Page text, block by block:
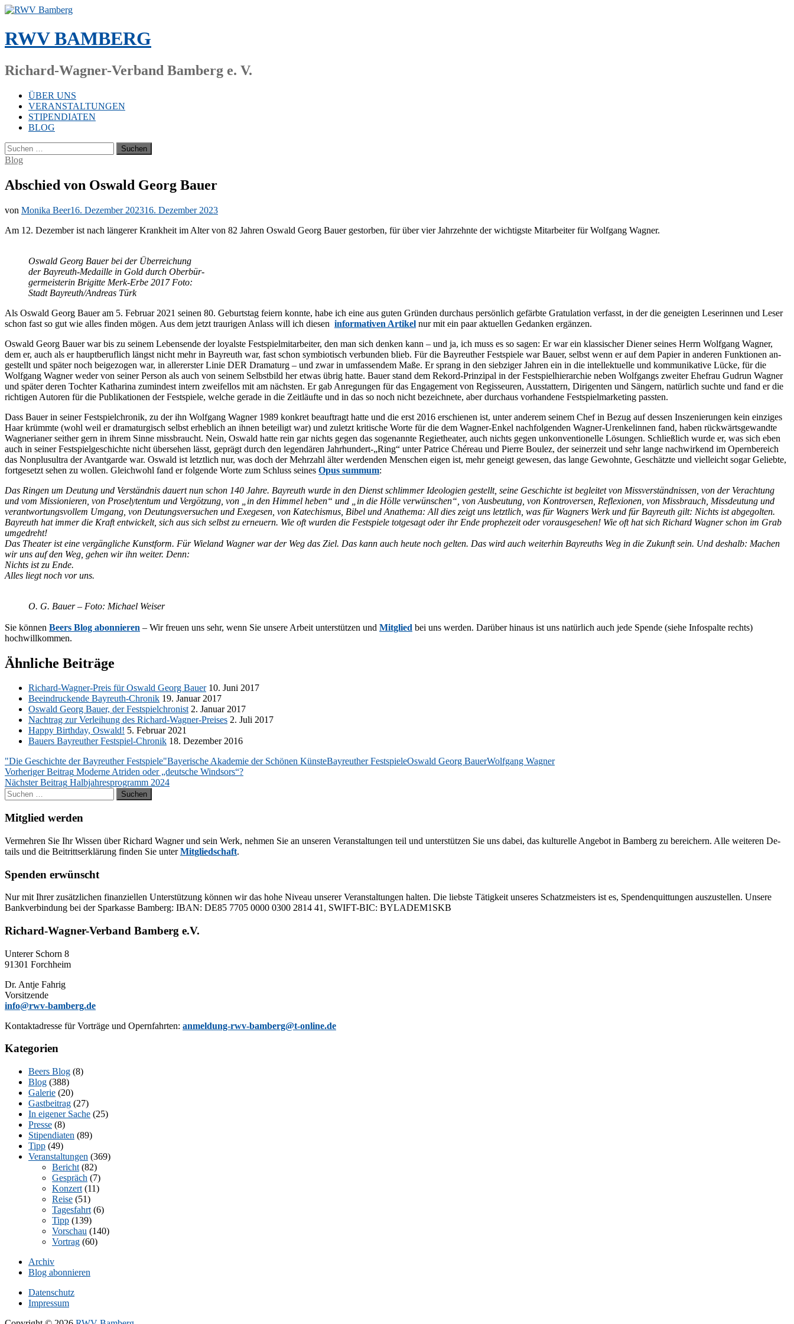
Zum
springen
RWV BAMBERG
Richard-Wagner-Verband Bamberg e. V.
ÜBER UNS
VERANSTALTUNGEN
STIPENDIATEN
BLOG
Suchen
nach:
Blog
Abschied von Oswald Georg Bauer
von Monika Beer16. Dezember 202316. Dezember 2023
Am 12. De­zem­ber ist nach län­ge­rer Krank­heit im Al­ter von 82 Jah­ren Os­wald Ge­org Bau­er ge­stor­ben, für über vier Jahr­zehn­te der wich­tigs­te Mit­ar­bei­ter für Wolf­gang Wagner.
Os­wald Ge­org Bau­er bei der Über­rei­chung
der Bay­reuth-Me­dail­le in Gold durch Ober­bür­
ger­meis­te­rin Bri­git­te Merk-Erbe 2017 Foto:
Stadt Bayreuth/​Andreas Türk
Als Os­wald Ge­org Bau­er am 5. Fe­bru­ar 2021 sei­nen 80. Ge­burts­tag fei­ern konn­te, habe ich eine aus gu­ten Grün­den durch­aus per­sön­lich ge­färb­te Gra­tu­la­ti­on ver­fasst, in der die ge­neig­ten Le­se­rin­nen und Le­ser
schon fast so gut wie al­les fin­den mö­gen. Aus dem jetzt trau­ri­gen An­lass will ich die­sen in­for­ma­ti­ven Ar­ti­kel nur mit ein paar ak­tu­el­len Ge­dan­ken ergänzen.
Os­wald Ge­org Bau­er war bis zu sei­nem Le­bens­en­de der loyals­te Fest­spiel­mit­ar­bei­ter, den man sich den­ken kann – und ja, ich muss es so sa­gen: Er war ein klas­si­scher Die­ner sei­nes Herrn Wolf­gang Wag­ner,
dem er, auch als er haupt­be­ruf­lich längst nicht mehr in Bay­reuth war, fast schon sym­bio­tisch ver­bun­den blieb. Für die Bay­reu­ther Fest­spie­le war Bau­er, selbst wenn er auf dem Pa­pier in an­de­ren Funk­tio­nen an­
ge­stellt und spä­ter noch bei­gezo­gen war, in al­ler­ers­ter Li­nie DER Dra­ma­turg – und zwar in um­fas­sen­dem Maße. Er sprang in den sieb­zi­ger Jah­ren ein in die in­tel­lek­tu­el­le und kom­mu­ni­ka­ti­ve Lü­cke, für die
Wolf­gang Wag­ner we­der von sei­ner Per­son als auch von sei­nem Selbst­bild her et­was üb­rig hat­te. Bau­er stand dem Re­kord-Prin­zi­pal in der Fest­spiel­hier­ar­chie ne­ben Wolf­gangs zwei­ter Ehe­frau Gud­run Wag­ner
und spä­ter de­ren Toch­ter Ka­tha­ri­na zu­min­dest in­tern zwei­fel­los mit am nächs­ten. Er gab An­re­gun­gen für das En­ga­ge­ment von Re­gis­seu­ren, Aus­stat­tern, Di­ri­gen­ten und Sän­gern, na­tür­lich such­te und fand er die
rich­ti­gen Au­toren für die Pu­bli­ka­tio­nen der Fest­spie­le, wel­che ge­ra­de in die Zeit­läuf­te und in das so noch nicht be­zeich­ne­te, aber durch­aus vor­han­de­ne Fest­spiel­mar­ke­ting passten.
Dass Bau­er in sei­ner Fest­spiel­chro­nik, zu der ihn Wolf­gang Wag­ner 1989 kon­kret be­auf­tragt hat­te und die erst 2016 er­schie­nen ist, un­ter an­de­rem sei­nem Chef in Be­zug auf des­sen In­sze­nie­run­gen kein ein­zi­ges
Haar krümm­te (wohl weil er dra­ma­tur­gisch selbst er­heb­lich an ih­nen be­tei­ligt war) und zu­letzt kri­ti­sche Wor­te für die dem Wag­ner-En­kel nach­fol­gen­den Wag­ner-Ur­en­ke­lin­nen fand, ha­ben rück­wärts­ge­wand­te
Wag­ne­ria­ner seit­her gern in ih­rem Sin­ne miss­braucht. Nein, Os­wald hat­te rein gar nichts ge­gen das so­ge­nann­te Re­gie­thea­ter, auch nichts ge­gen un­kon­ven­tio­nel­le Lö­sun­gen. Schließ­lich wur­de er, was sich eben
auch in sei­ner Fest­spiel­ge­schich­te nicht über­se­hen lässt, ge­prägt durch den le­gen­dä­ren Jahrhundert-„Ring“ un­ter Pa­tri­ce Ché­reau und Pierre Bou­lez, der sei­ner­zeit und sehr lan­ge nach­wir­kend im Opern­be­reich
das Non­plus­ul­tra der Avant­gar­de war. Os­wald ist letzt­lich nur, was doch der Mehr­zahl äl­ter wer­den­den Men­schen ei­gen ist, mehr ge­neigt ge­we­sen, das lan­ge Ge­wohn­te, Ge­schätz­te und viel­leicht so­gar Ge­lieb­te,
fort­ge­setzt se­hen zu wol­len. Gleich­wohl fand er fol­gen­de Wor­te zum Schluss sei­nes Opus summum:
Das Rin­gen um Deu­tung und Ver­ständ­nis dau­ert nun schon 140 Jah­re. Bay­reuth wur­de in den Dienst schlim­mer Ideo­lo­gien ge­stellt, sei­ne Ge­schich­te ist be­glei­tet von Miss­ver­ständ­nis­sen, von der Ver­ach­tung
und vom Mis­sio­nie­ren, von Pro­se­ly­ten­tum und Ver­göt­zung, von „in den Him­mel he­ben“ und „in die Höl­le ver­wün­schen“, von Aus­beu­tung, von Kon­tro­ver­sen, Re­fle­xio­nen, von Miss­brauch, Miss­deu­tung und
ver­ant­wor­tungs­vol­lem Um­gang, von Deu­tungs­ver­su­chen und Ex­ege­sen, von Ka­te­chis­mus, Bi­bel und Ana­the­ma: All dies zeigt uns letzt­lich, was für Wag­ners Werk und für Bay­reuth gilt: Nichts ist abgegolten.
Bay­reuth hat im­mer die Kraft ent­wi­ckelt, sich aus sich selbst zu er­neu­ern. Wie oft wur­den die Fest­spie­le tot­ge­sagt oder ihr Ende pro­phe­zeit oder vor­aus­ge­se­hen! Wie oft hat sich Ri­chard Wag­ner schon im Grab
umgedreht!
Das Thea­ter ist eine ver­gäng­li­che Kunst­form. Für Wie­land Wag­ner war der Weg das Ziel. Das kann auch heu­te noch gel­ten. Das wird auch wei­ter­hin Bay­reuths Weg in die Zu­kunft sein. Und des­halb: Ma­chen
wir uns auf den Weg, ge­hen wir ihn wei­ter. Denn:
Nichts ist zu Ende.
Al­les liegt noch vor uns.
O. G. Bau­er – Foto: Mi­cha­el Weiser
Sie kön­nen Beers Blog abon­nie­ren – Wir freu­en uns sehr, wenn Sie un­se­re Ar­beit un­ter­stüt­zen und Mit­glied bei uns wer­den. Dar­über hin­aus ist uns na­tür­lich auch jede Spen­de (sie­he In­fo­spal­te rechts)
hochwillkommen.
Ähnliche Beiträge
Ri­chard-Wag­ner-Preis für Os­wald Ge­org Bau­er10. Juni 2017
Be­ein­dru­cken­de Bay­reuth-Chro­nik 19. Ja­nu­ar 2017
Os­wald Ge­org Bau­er, der Fest­spiel­chro­nist2. Ja­nu­ar 2017
Nach­trag zur Ver­lei­hung des Ri­chard-Wag­ner-Prei­ses 2. Juli 2017
Hap­py Bir­th­day, Os­wald! 5. Fe­bru­ar 2021
Bau­ers Bay­reu­ther Fest­spiel-Chro­nik 18. De­zem­ber 2016
"Die Geschichte der Bayreuther Festspiele"Bayerische Akademie der Schönen KünsteBayreuther FestspieleOswald Georg BauerWolfgang Wagner
Beitragsnavigation
Vorheriger Beitrag Moderne Atriden oder „deutsche Windsors“?
Nächster Beitrag Halbjahresprogramm 2024
Suchen
nach:
Mitglied werden
Ver­meh­ren Sie Ihr Wis­sen über Ri­chard Wag­ner und sein Werk, neh­men Sie an un­se­ren Ver­an­stal­tun­gen teil und un­ter­stüt­zen Sie uns da­bei, das kul­tu­rel­le An­ge­bot in Bam­berg zu be­rei­chern. Alle wei­te­ren De­
tails und die Bei­tritts­er­klä­rung fin­den Sie un­terMit­glied­schaft.
Spenden erwünscht
Nur mit Ih­rer zu­sätz­li­chen fi­nan­zi­el­len Un­ter­stüt­zung kön­nen wir das hohe Ni­veau un­se­rer Ver­an­stal­tun­gen hal­ten. Die liebs­te Tä­tig­keit un­se­res Schatz­meis­ters ist es, Spen­den­quit­tun­gen aus­zu­stel­len. Un­se­re
Bank­ver­bin­dung bei der Spar­kas­se Bam­berg: IBAN: DE85 7705 0000 0300 2814 41, SWIFT-BIC: BYLADEM1SKB
Richard-Wagner-Verband Bamberg e.V.
Un­te­rer Schorn 8
91301 Forchheim
Dr. Ant­je Fahrig
Vorsitzende
info@rwv-bamberg.de
Kon­takt­adres­se für Vor­trä­ge und Opern­fahr­ten: anmeldung-rwv-bamberg@t-online.de
Kategorien
Beers Blog (8)
Blog (388)
Galerie (20)
Gastbeitrag (27)
In eigener Sache (25)
Presse (8)
Stipendiaten (89)
Tipp (49)
Veranstaltungen (369)
Bericht (82)
Gespräch (7)
Konzert (11)
Reise (51)
Tagesfahrt (6)
Tipp (139)
Vorschau (140)
Vortrag (60)
Archiv
Blog abonnieren
Datenschutz
Impressum